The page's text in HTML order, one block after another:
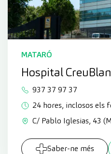
MATARÓ
Hospital
937 37 97 37
24 hores, inclosos els
C/ Pablo Iglesias, 43
Saber-ne més